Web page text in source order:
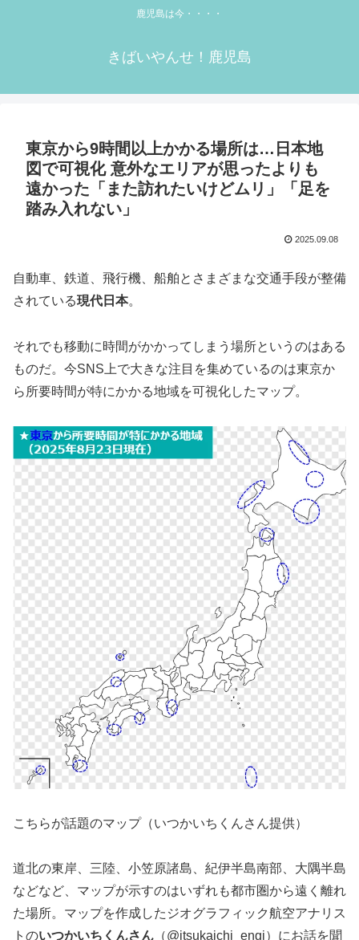
鹿児島は今・・・・
きばいやんせ！鹿児島
東京から9時間以上かかる場所は…日本地
図で可視化 意外なエリアが思ったよりも
遠かった「また訪れたいけどムリ」「足を
踏み入れない」
2025.09.08
自動車、鉄道、飛行機、船舶とさまざまな交通手段が整備
されている現代日本。
それでも移動に時間がかかってしまう場所というのはある
ものだ。今SNS上で大きな注目を集めているのは東京か
ら所要時間が特にかかる地域を可視化したマップ。
こちらが話題のマップ（いつかいちくんさん提供）
道北の東岸、三陸、小笠原諸島、紀伊半島南部、大隅半島
などなど、マップが示すのはいずれも都市圏から遠く離れ
た場所。マップを作成したジオグラフィック航空アナリス
トのいつかいちくんさん （@itsukaichi_engi）にお話を聞